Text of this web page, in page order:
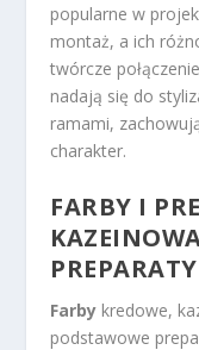
popularne w
montaż, a ich
twórcze
nadają się do
ramami,
charakter.
FARBY I
Farby kredowe,
podstawowe